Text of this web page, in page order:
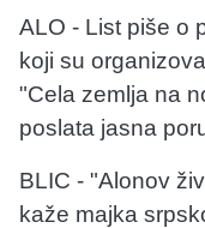
ALO - List piše o
koji su
"Cela zemlja na
poslata jasna
BLIC - "Alonov
kaže majka